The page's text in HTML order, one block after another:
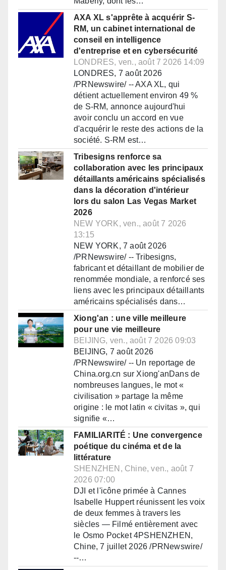
AXA XL s'apprête à acquérir S-
RM, un cabinet international de
conseil en intelligence
d'entreprise et en cybersécurité
LONDRES, ven., août 7 2026 14:09
LONDRES, 7 août 2026
/PRNewswire/ -- AXA XL, qui
détient actuellement environ 49 %
de S-RM, annonce aujourd'hui
avoir conclu un accord en vue
d'acquérir le reste des actions de la
société. S-RM est…
Tribesigns renforce sa
collaboration avec les principaux
détaillants américains spécialisés
dans la décoration d'intérieur
lors du salon Las Vegas Market
2026
NEW YORK, ven., août 7 2026
13:15
NEW YORK, 7 août 2026
/PRNewswire/ -- Tribesigns,
fabricant et détaillant de mobilier de
renommée mondiale, a renforcé ses
liens avec les principaux détaillants
américains spécialisés dans…
Xiong'an : une ville meilleure
pour une vie meilleure
BEIJING, ven., août 7 2026 09:03
BEIJING, 7 août 2026
/PRNewswire/ -- Un reportage de
China.org.cn sur Xiong'anDans de
nombreuses langues, le mot «
civilisation » partage la même
origine : le mot latin « civitas », qui
signifie «…
FAMILIARITÉ : Une convergence
poétique du cinéma et de la
littérature
SHENZHEN, Chine, ven., août 7
2026 07:00
DJI et l'icône primée à Cannes
Isabelle Huppert réunissent les voix
de deux femmes à travers les
siècles — Filmé entièrement avec
le Osmo Pocket 4PSHENZHEN,
Chine, 7 juillet 2026 /PRNewswire/
--…